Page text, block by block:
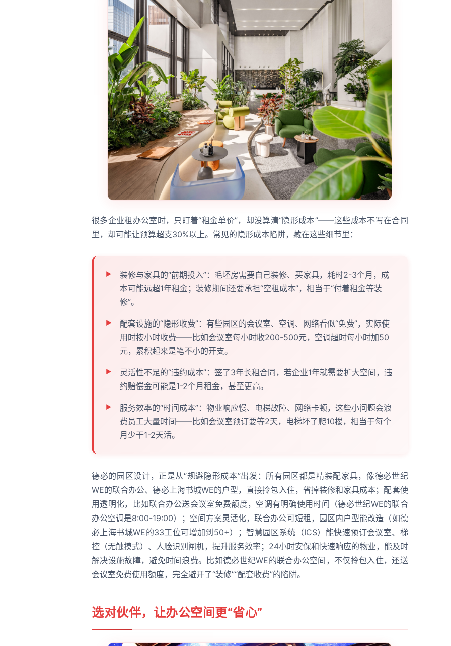
很多企业租办公室时，只盯着“租金单价”，却没算清“隐形成本”——这些成本不写在合同
里，却可能让预算超支30%以上。常见的隐形成本陷阱，藏在这些细节里：
装修与家具的“前期投入”：毛坯房需要自己装修、买家具，耗时2-3个月，成
本可能远超1年租金；装修期间还要承担“空租成本”，相当于“付着租金等装
修”。
配套设施的“隐形收费”：有些园区的会议室、空调、网络看似“免费”，实际使
用时按小时收费——比如会议室每小时收200-500元，空调超时每小时加50
元，累积起来是笔不小的开支。
灵活性不足的“违约成本”：签了3年长租合同，若企业1年就需要扩大空间，违
约赔偿金可能是1-2个月租金，甚至更高。
服务效率的“时间成本”：物业响应慢、电梯故障、网络卡顿，这些小问题会浪
费员工大量时间——比如会议室预订要等2天，电梯坏了爬10楼，相当于每个
月少干1-2天活。
德必的园区设计，正是从“规避隐形成本”出发：所有园区都是精装配家具，像德必世纪
WE的联合办公、德必上海书城WE的户型，直接拎包入住，省掉装修和家具成本；配套使
用透明化，比如联合办公送会议室免费额度，空调有明确使用时间（德必世纪WE的联合
办公空调是8:00-19:00）；空间方案灵活化，联合办公可短租，园区内户型能改造（如德
必上海书城WE的33工位可增加到50+）；智慧园区系统（ICS）能快速预订会议室、梯
控（无触摸式）、人脸识别闸机，提升服务效率；24小时安保和快速响应的物业，能及时
解决设施故障，避免时间浪费。比如德必世纪WE的联合办公空间，不仅拎包入住，还送
会议室免费使用额度，完全避开了“装修”“配套收费”的陷阱。
选对伙伴，让办公空间更“省心”